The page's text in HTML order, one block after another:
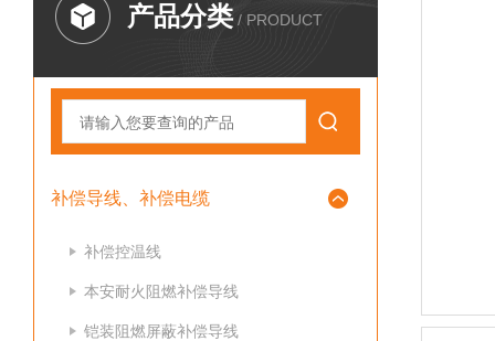
产品分类 / PRODUCT
补偿导线、补偿电缆
补偿控温线
本安耐火阻燃补偿导线
铠装阻燃屏蔽补偿导线